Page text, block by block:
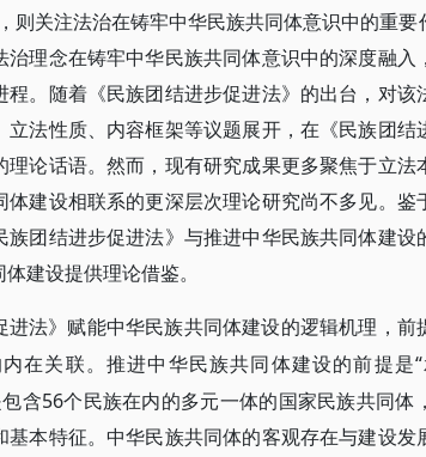
则关注法治在铸牢中华民族共同体意识中的重
理念在铸牢中华民族共同体意识中的深度融入
。随着《民族团结进步促进法》的出台，对该
法性质、内容框架等议题展开，在《民族团
论话语。然而，现有研究成果更多聚焦于立法
建设相联系的更深层次理论研究尚不多见。
团结进步促进法》与推进中华民族共同体建
建设提供理论借鉴。
进法》赋能中华民族共同体建设的逻辑机理，前
在关联。推进中华民族共同体建设的前提是
含56个民族在内的多元一体的国家民族共同体
本特征。中华民族共同体的客观存在与建设